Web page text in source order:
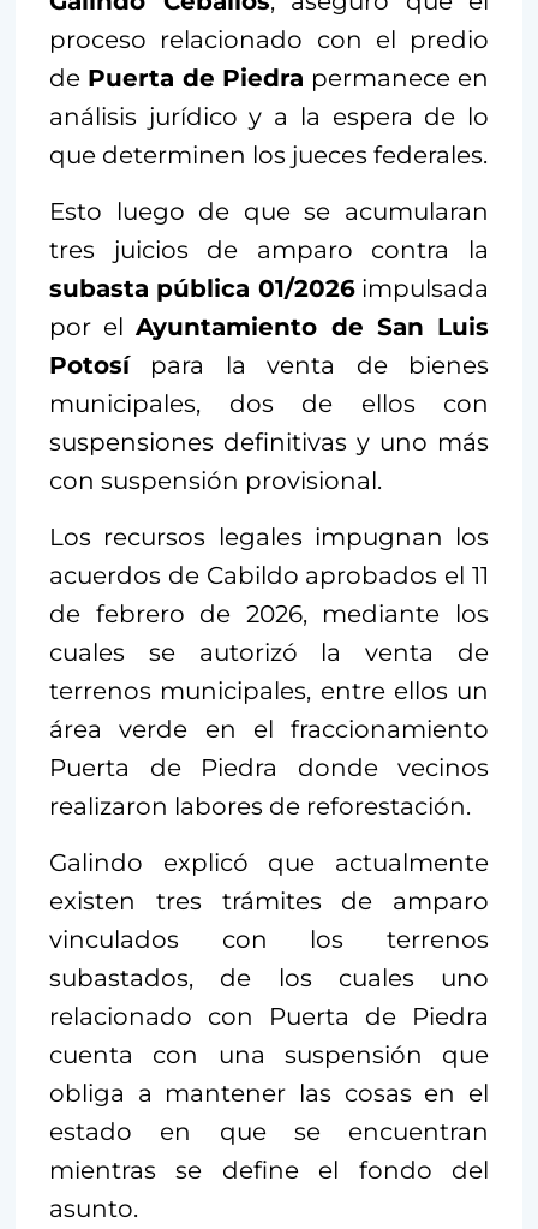
proceso relacionado con el predio
de Puerta de Piedra permanece en
análisis jurídico y a la espera de lo
que determinen los jueces federales.
Esto luego de que se acumularan
tres juicios de amparo contra la
subasta pública 01/2026impulsada
por elAyuntamiento de San Luis
Potosípara la venta de bienes
municipales, dos de ellos con
suspensiones definitivas y uno más
con suspensión provisional.
Los recursos legales impugnan los
acuerdos de Cabildo aprobados el 11
de febrero de 2026, mediante los
cuales se autorizó la venta de
terrenos municipales, entre ellos un
área verde en el fraccionamiento
Puerta de Piedra donde vecinos
realizaron labores de reforestación.
Galindo explicó que actualmente
existen tres trámites de amparo
vinculados con los terrenos
subastados, de los cuales uno
relacionado con Puerta de Piedra
cuenta con una suspensión que
obliga a mantener las cosas en el
estado en que se encuentran
mientras se define el fondo del
asunto.